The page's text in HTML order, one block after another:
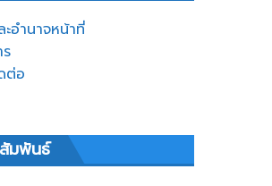
อำนาจหน้าที่
ต่อ
มพันธ์